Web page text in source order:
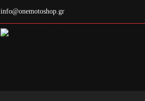
info@onemotoshop.gr